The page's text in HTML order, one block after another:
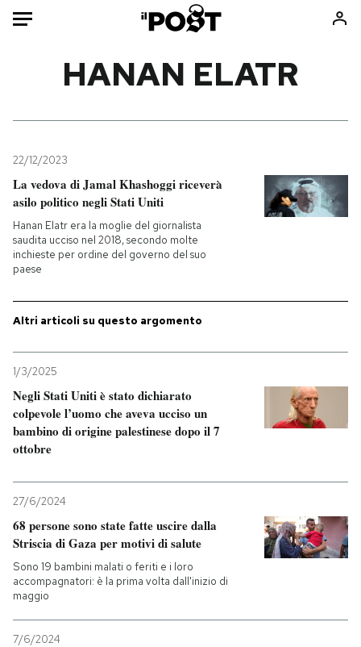
Mondo
Politica
Tecnologia
Internet
Scienza
Economia
Sport
Consumismi
Media
Altrecose
PODCAST
NEWSLETTER
I MIEI PREFERITI
CALENDARIO
HANAN ELATR
22/12/2023
La vedova di Jamal Khashoggi riceverà
asilo politico negli Stati Uniti
Hanan Elatr era la moglie del giornalista
saudita ucciso nel 2018, secondo molte
inchieste per ordine del governo del suo
paese
Altri articoli su questo argomento
1/3/2025
Negli Stati Uniti è stato dichiarato
colpevole l’uomo che aveva ucciso un
bambino di origine palestinese dopo il 7
ottobre
27/6/2024
68 persone sono state fatte uscire dalla
Striscia di Gaza per motivi di salute
Sono 19 bambini malati o feriti e i loro
accompagnatori: è la prima volta dall'inizio di
maggio
7/6/2024